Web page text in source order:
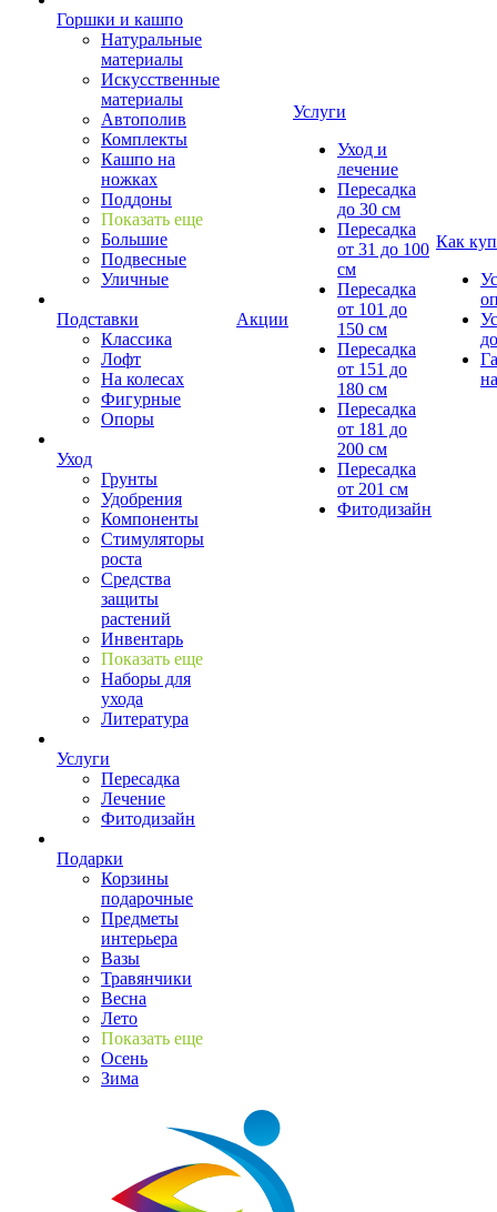
Горшки и кашпо
Натуральные
материалы
Искусственные
материалы
Автополив
Комплекты
Кашпо на
ножках
Поддоны
Показать еще
Большие
Подвесные
Уличные
Подставки
Классика
Лофт
На колесах
Фигурные
Опоры
Уход
Грунты
Удобрения
Компоненты
Стимуляторы
роста
Средства
защиты
растений
Инвентарь
Показать еще
Наборы для
ухода
Литература
Услуги
Пересадка
Лечение
Фитодизайн
Подарки
Корзины
подарочные
Предметы
интерьера
Вазы
Травянчики
Весна
Лето
Показать еще
Осень
Зима
Акции
Услуги
Уход и
лечение
Пересадка
до 30 см
Пересадка
от 31 до 100
см
Пересадка
от 101 до
150 см
Пересадка
от 151 до
180 см
Пересадка
от 181 до
200 см
Пересадка
от 201 см
Фитодизайн
Как